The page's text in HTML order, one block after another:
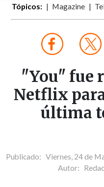
Tópicos: Magazine
"You" fue
Netflix
última
Publicado: Viernes, 24 de
Autor: